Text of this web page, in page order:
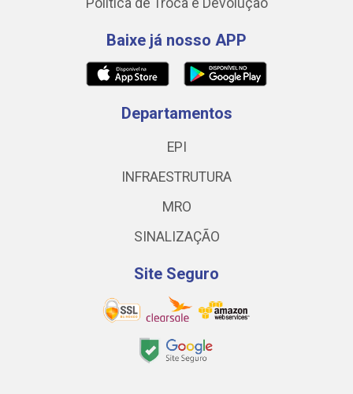
Política de Troca e Devolução
Baixe já nosso APP
Departamentos
EPI
INFRAESTRUTURA
MRO
SINALIZAÇÃO
Site Seguro